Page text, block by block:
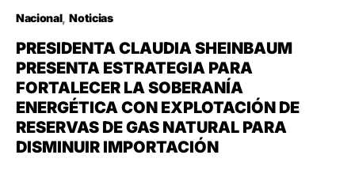
Nacional Noticias
PRESIDENTA CLAUDIA SHEINBAUM
PRESENTA ESTRATEGIA PARA
FORTALECER LA SOBERANÍA
ENERGÉTICA CON EXPLOTACIÓN DE
RESERVAS DE GAS NATURAL PARA
DISMINUIR IMPORTACIÓN